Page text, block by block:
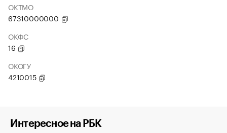
ОКТМО
67310000000
ОКФС
16
ОКОГУ
4210015
Интересное на РБК